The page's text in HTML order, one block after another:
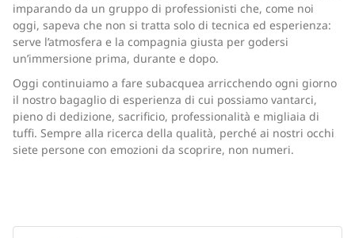
imparando da un gruppo di professionisti che, come noi
oggi, sapeva che non si tratta solo di tecnica ed esperienza:
serve l’atmosfera e la compagnia giusta per godersi
un’immersione prima, durante e dopo.
Oggi continuiamo a fare subacquea arricchendo ogni giorno
il nostro bagaglio di esperienza di cui possiamo vantarci,
pieno di dedizione, sacrificio, professionalità e migliaia di
tuffi. Sempre alla ricerca della qualità, perché ai nostri occhi
siete persone con emozioni da scoprire, non numeri.